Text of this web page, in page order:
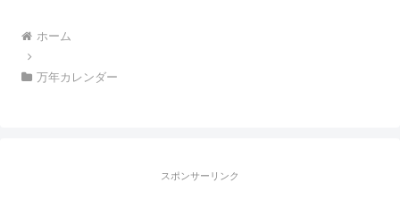
ホーム
万年カレンダー
スポンサーリンク